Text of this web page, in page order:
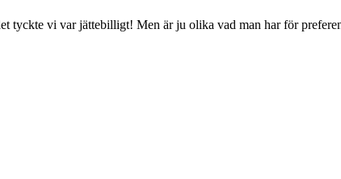
tyckte vi var jättebilligt! Men är ju olika vad man har för